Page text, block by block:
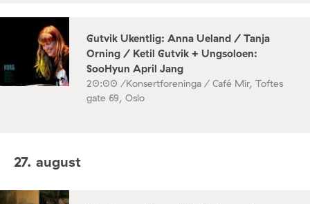
Gutvik Ukentlig: Anna Ueland / Tanja
Orning / Ketil Gutvik + Ungsoloen:
SooHyun April Jang
20:00 /Konsertforeninga / Café Mir, Toftes
gate 69, Oslo
27. august